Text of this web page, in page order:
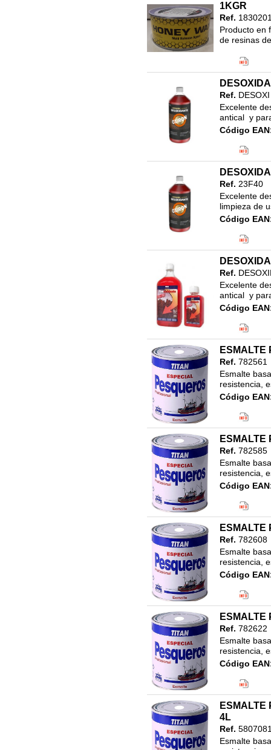
1KGR
Ref.
Producto en
de resinas
17.LINEA
RESINA DE
Ref. DESOXI
Excelente
antical  y
Código
Ref. 23F40
Excelente
limpieza de
Código
Ref.
Excelente
antical  y
Código
ESMALTE
Ref. 782561
Esmalte
resistencia,
Código
17.LINEA
750ML
ESMALTE
Ref. 782585
Esmalte
resistencia,
Código
17.LINEA
750ML
ESMALTE
Ref. 782608
Esmalte
resistencia,
Código
ESMALTE
Ref. 782622
Esmalte
resistencia,
Código
17.LINEA
750ML
ESMALTE
4L
Ref.
Esmalte